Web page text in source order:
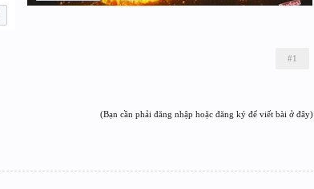
#1
(Bạn cần phải đăng nhập hoặc đăng ký để viết bài ở đây)